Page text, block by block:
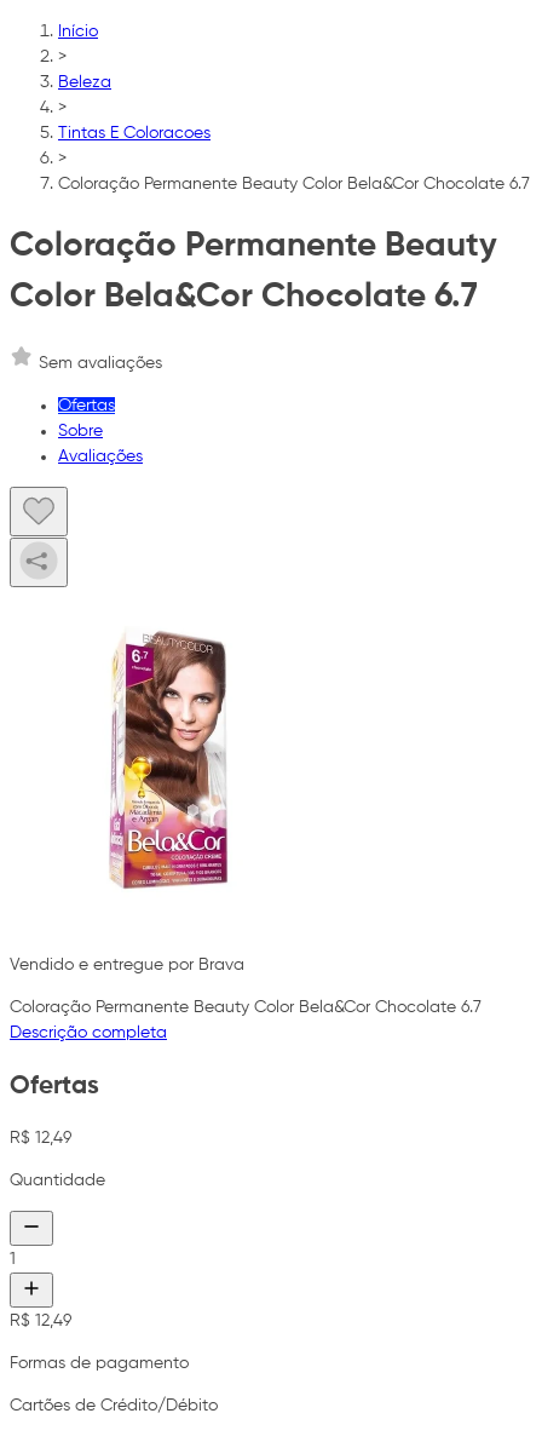
Início
>
Beleza
>
Tintas E Coloracoes
>
Coloração Permanente Beauty Color Bela&Cor Chocolate 6.7
Coloração Permanente Beauty
Color Bela&Cor Chocolate 6.7
Sem avaliações
Ofertas
Sobre
Avaliações
Vendido e entregue por Brava
Coloração Permanente Beauty Color Bela&Cor Chocolate 6.7
Descrição completa
Ofertas
R$ 12,49
Quantidade
1
R$ 12,49
Formas de pagamento
Cartões de Crédito/Débito